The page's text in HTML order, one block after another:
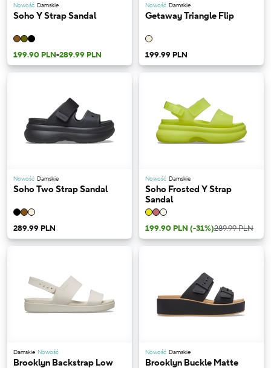
Nowość Damskie
Soho Y Strap Sandal
199.90 PLN-289.99 PLN
Nowość Damskie
Getaway Triangle Flip
199.99 PLN
Nowość Damskie
Soho Two Strap Sandal
289.99 PLN
Nowość Damskie
Soho Frosted Y Strap
Sandal
199.90 PLN (-31%)289.99 PLN
Damskie Nowość
Brooklyn Backstrap Low
Nowość Damskie
Brooklyn Buckle Matte